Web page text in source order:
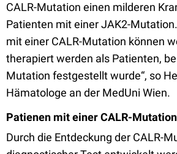
CALR-Mutation einen milderen
Patienten mit einer JAK2-
mit einer CALR-Mutation können
therapiert werden als Patienten,
Mutation festgestellt wurde“, so
Hämatologe an der MedUni Wien.
Patienen mit einer CALR-
Durch die Entdeckung der CALR-